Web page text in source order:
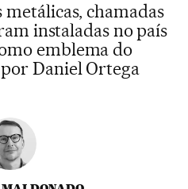
chamadas
instaladas no país
emblema do
Daniel Ortega